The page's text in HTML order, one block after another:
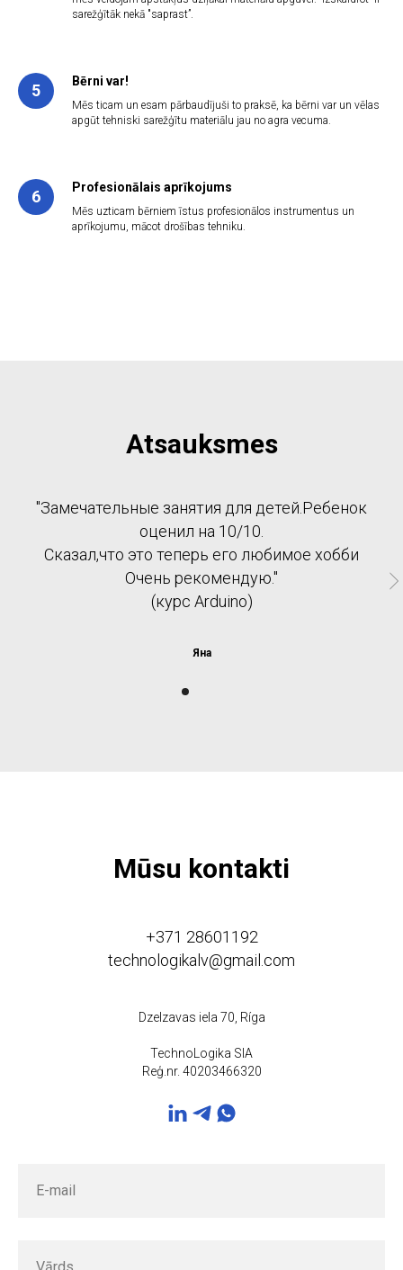
sarežģītāk nekā "saprast”.
5 Bērni var!
Mēs ticam un esam pārbaudījuši to praksē, ka bērni var un vēlas
apgūt tehniski sarežģītu materiālu jau no agra vecuma.
6 Profesionālais aprīkojums
Mēs uzticam bērniem īstus profesionālos instrumentus un
aprīkojumu, mācot drošības tehniku.
Atsauksmes
"Замечательные занятия для детей.Ребенок
оценил на 10/10.
Сказал,что это теперь его любимое хобби
Очень рекомендую."
(курс Arduino)
Яна
Mūsu kontakti
+371 28601192
technologikalv@gmail.com
Dzelzavas iela 70, Ríga
TechnoLogika SIA
Reģ.nr. 40203466320
E-mail